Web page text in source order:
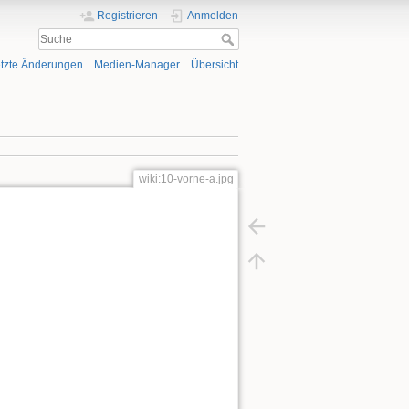
Registrieren Anmelden
Änderungen Medien-Manager Übersicht
wiki:10-vorne-a.jpg